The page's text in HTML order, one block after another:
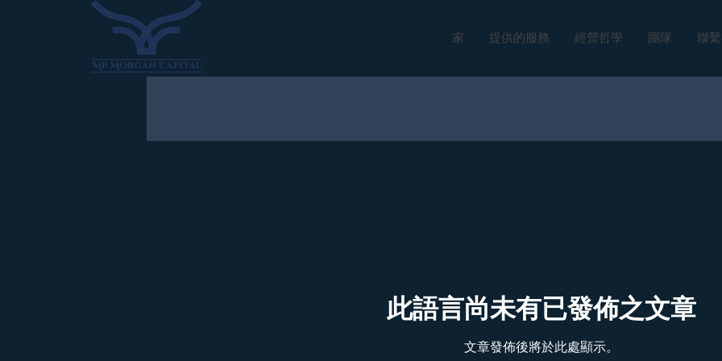
家 提供的服務 經營哲學 團隊 聯
此語言尚未有已發佈之文章
文章發佈後將於此處顯示。